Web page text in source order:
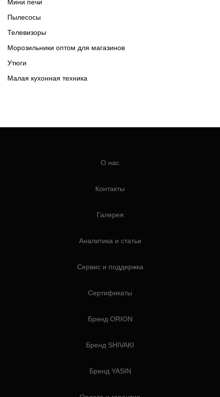
Мини печи
Пылесосы
Телевизоры
Морозильники оптом для магазинов
Утюги
Малая кухонная техника
О нас
Контакты
Галерея
Аналитика и статьи
Сервис и поддержка
Сертификаты
Бренд ORION
Бренд SHIVAKI
Бренд YASIN